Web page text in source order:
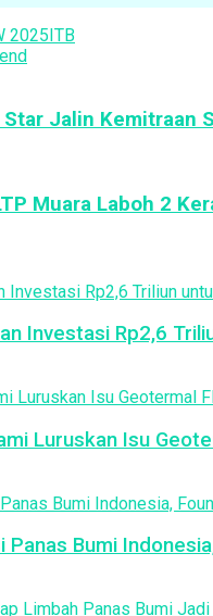
2025ITB
Star Jalin Kemitraan
Muara Laboh 2
Investasi Rp2,6
Luruskan Isu
Panas Bumi